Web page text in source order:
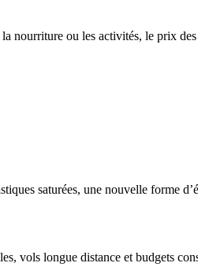
nourriture ou les activités, le prix
saturées, une nouvelle forme
vols longue distance et budgets